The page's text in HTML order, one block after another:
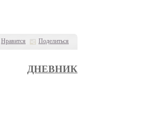
Нравится Поделиться
ДНЕВНИК